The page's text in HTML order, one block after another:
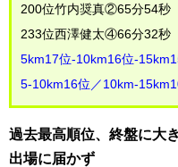
200位竹内奨真②65分54秒
233位西澤健太④66分32秒
5km17位-10km16位-
5-10km16位／10km-
過去最高順位、終盤に大
出場に届かず